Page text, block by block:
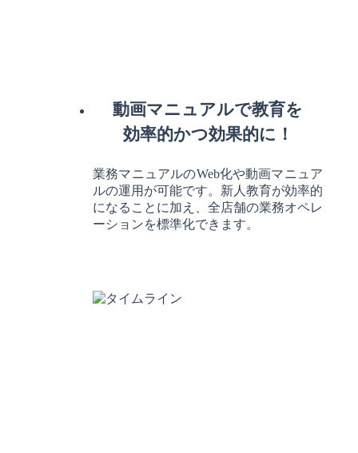
動画マニュアルで教育を
効率的かつ効果的に！
業務マニュアルのWeb化や動画マニュア
ルの運用が可能です。新人教育が効率的
になることに加え、全店舗の業務オペレ
ーションを標準化できます。